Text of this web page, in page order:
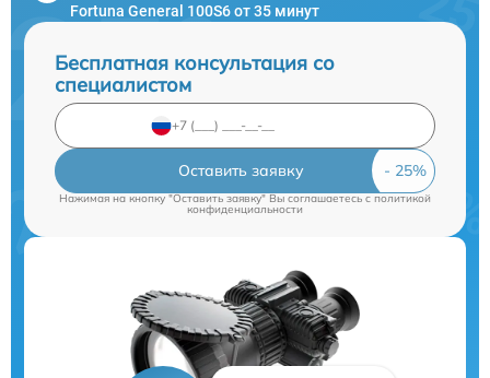
Fortuna General 100S6 от 35 минут
Бесплатная консультация со
специалистом
Оставить заявку
Нажимая на кнопку "Оставить заявку" Вы соглашаетесь cполитикой
конфиденциальности